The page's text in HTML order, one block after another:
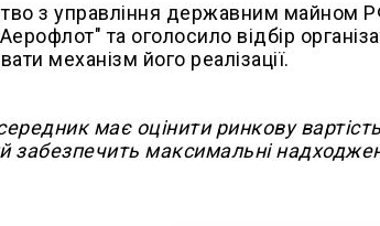
з управління державним майном
та оголосило відбір
механізм його реалізації.
має оцінити ринкову
забезпечить максимальні